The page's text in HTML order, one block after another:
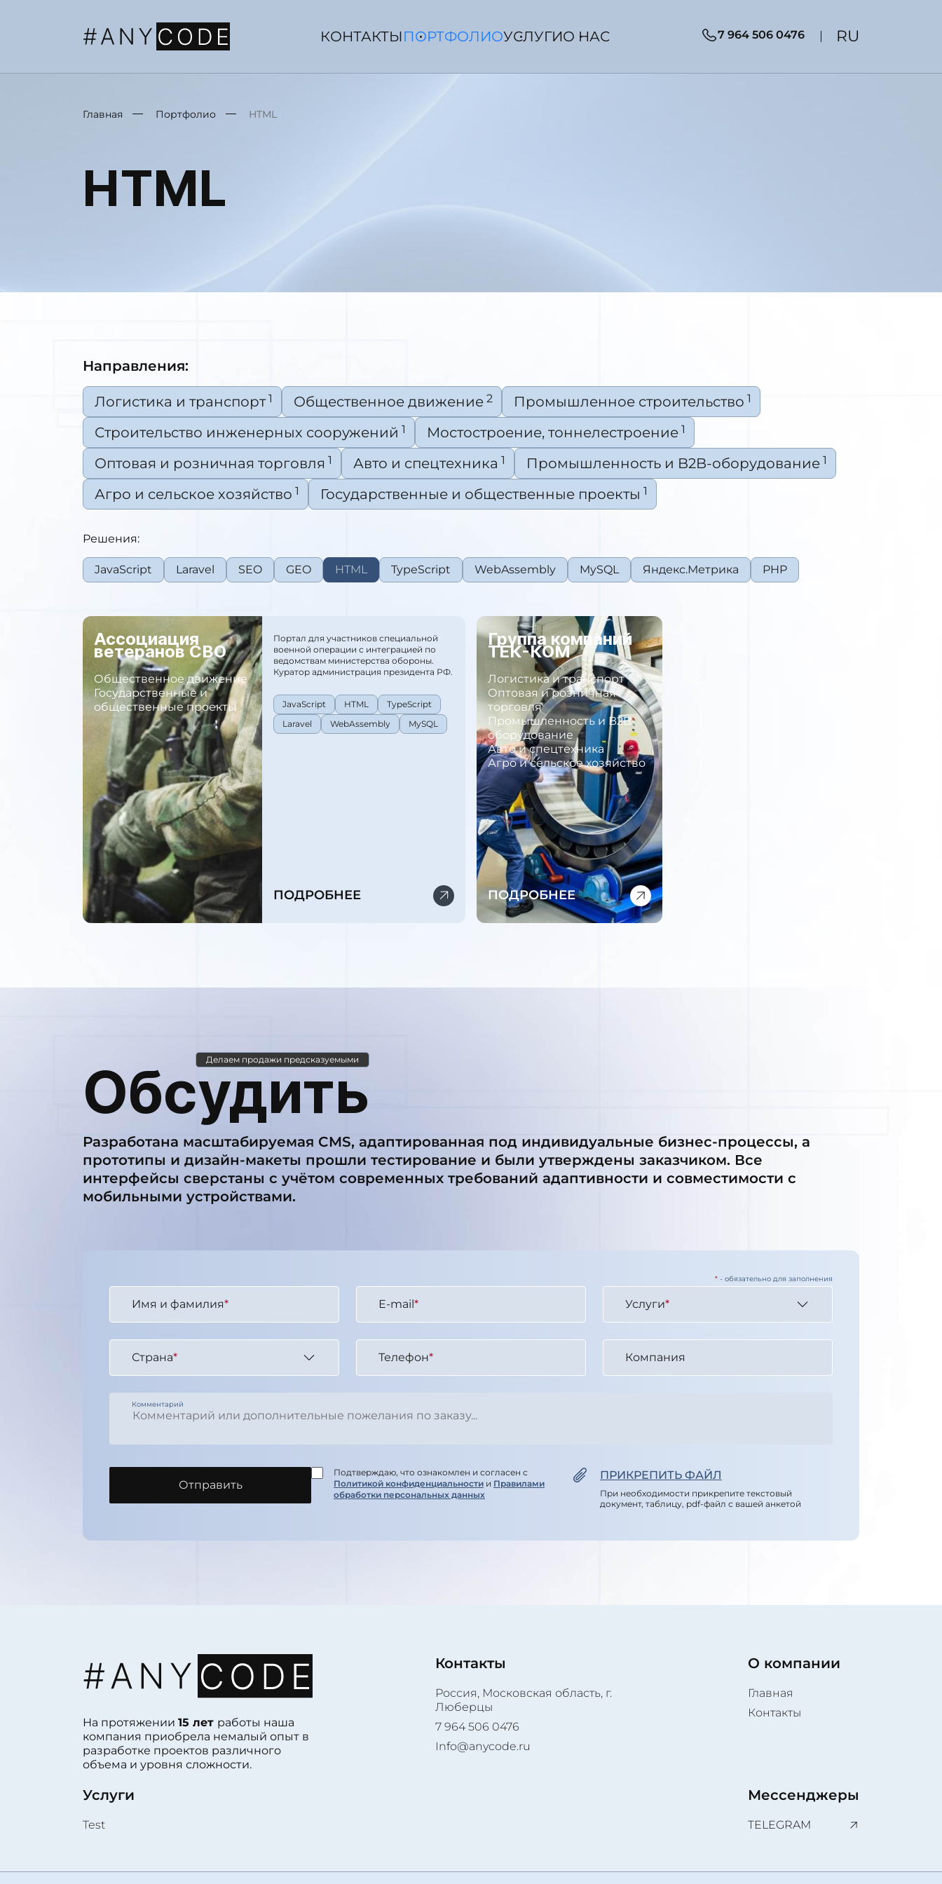
КОНТАКТЫПОРТФОЛИОУСЛУГИО НАС 7 964 506 0476 RU
Главная Портфолио HTML
HTML
Направления:
Логистика и транспорт 1 Общественное движение 2 Промышленное строительство 1
Строительство инженерных сооружений 1 Мостостроение, тоннелестроение 1
Оптовая и розничная торговля 1 Авто и спецтехника 1 Промышленность и B2B-оборудование 1
Агро и сельское хозяйство 1 Государственные и общественные проекты 1
Решения:
JavaScript Laravel SEO GEO HTML TypeScript WebAssembly MySQL Яндекс.Метрика PHP
Ассоциация
ветеранов СВО
Общественное движение
Государственные и
общественные проекты
Портал для участников специальной
военной операции с интеграцией по
ведомствам министерства обороны.
Куратор администрация президента РФ.
JavaScript HTML
TypeScript
Laravel
WebAssembly MySQL
ПОДРОБНЕЕ
Группа компаний
ТЕК-КОМ
Логистика и транспорт
Оптовая и розничная
торговля
Промышленность и B2B-
оборудование
Авто и спецтехника
Агро и сельское хозяйство
ПОДРОБНЕЕ
Делаем продажи предсказуемыми
Обсудить
Разработана масштабируемая CMS, адаптированная под индивидуальные бизнес-процессы, а
прототипы и дизайн-макеты прошли тестирование и были утверждены заказчиком. Все
интерфейсы сверстаны с учётом современных требований адаптивности и совместимости с
мобильными устройствами.
* - обязательно для заполнения
Имя и фамилия* E-mail* Услуги*
Страна* Телефон* Компания
Комментарий
Отправить
Подтверждаю, что ознакомлен и согласен с
Политикой конфиденциальностии Правилами
обработки персональных данных
ПРИКРЕПИТЬ ФАЙЛ
При необходимости прикрепите текстовый
документ, таблицу, pdf-файл с вашей анкетой
На протяжении 15 лет работы наша
компания приобрела немалый опыт в
разработке проектов различного
объема и уровня сложности.
Контакты
Россия, Московская область, г.
Люберцы
7 964 506 0476
Info@anycode.ru
О компании
Главная
Контакты
Услуги
Test
Мессенджеры
TELEGRAM